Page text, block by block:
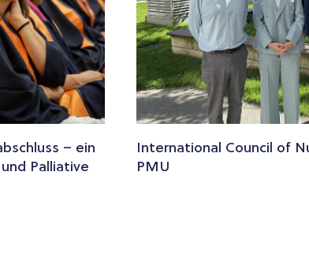
– ein
Palliative
International Council of
PMU